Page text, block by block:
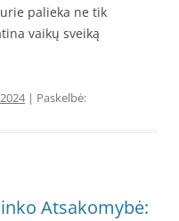
palieka ne tik
vaikų sveiką
| Paskelbė:
Atsakomybė: